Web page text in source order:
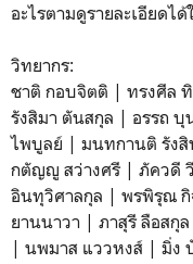
อะไรตามดูรายละเอียดไ
วิทยากร:
ชาติ กอบจิตติ | ทรงศีล
รังสิมา ตันสกุล | อรรถ
ไพบูลย์ | มนทกานติ รัง
กตัญญู สว่างศรี | ภัควดี
อินทุวิศาลกุล | พรพิรุณ
ยานนาวา | ภาสุรี ลือส
| นพมาส แววหงส์ | มิ่ง